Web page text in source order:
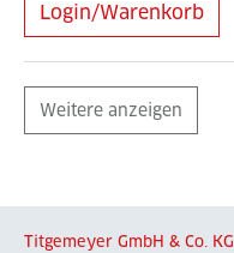
Login/Warenkorb
Weitere anzeigen
Titgemeyer GmbH & Co. KG